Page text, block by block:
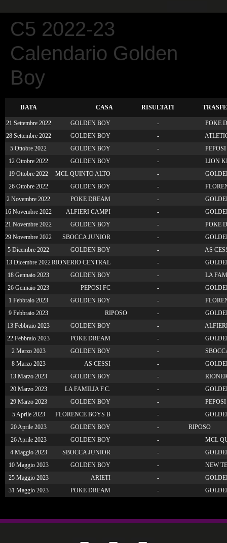
C5 2022-23
Calendario Golden
Boy
DATA CASA RISULTATI
21 Settembre 2022 GOLDEN BOY -
POKE
28 Settembre 2022
GOLDEN BOY -
5 Ottobre 2022
GOLDEN BOY -
12 Ottobre 2022
GOLDEN BOY -
LION
19 Ottobre 2022
MCL QUINTO ALTO -
26 Ottobre 2022
GOLDEN BOY -
2 Novembre 2022
POKE DREAM -
16 Novembre 2022
ALFIERI CAMPI -
21 Novembre 2022
GOLDEN BOY -
POKE
29 Novembre 2022
SBOCCA JUNIOR -
5 Dicembre 2022
GOLDEN BOY -
AS
13 Dicembre 2022RIONERIO CENTRAL -
18 Gennaio 2023
GOLDEN BOY -
LA
26 Gennaio 2023
PEPOSI FC -
1 Febbraio 2023
GOLDEN BOY -
9 Febbraio 2023
RIPOSO -
13 Febbraio 2023
GOLDEN BOY -
22 Febbraio 2023
POKE DREAM -
2 Marzo 2023
GOLDEN BOY -
8 Marzo 2023
AS CESSI -
13 Marzo 2023
GOLDEN BOY -
20 Marzo 2023
LA FAMILIA F.C. -
29 Marzo 2023
GOLDEN BOY -
5 Aprile 2023
FLORENCE BOYS B -
20 Aprile 2023
GOLDEN BOY -
RIPOSO
26 Aprile 2023
GOLDEN BOY -
MCL
4 Maggio 2023
SBOCCA JUNIOR -
10 Maggio 2023
GOLDEN BOY -
NEW
25 Maggio 2023
ARIETI -
31 Maggio 2023
POKE DREAM -